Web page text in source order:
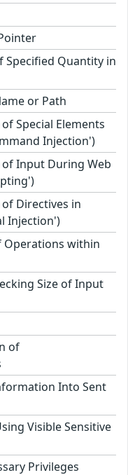
Quantity in
or Path
Special Elements
Injection')
Input During Web
Directives in
Injection')
within
Size of Input
of
Into Sent
Visible Sensitive
Privileges